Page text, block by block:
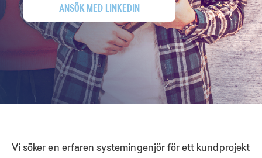
Vi söker en erfaren systemingenjör för ett kundprojekt
ANSÖK MED LINKEDIN